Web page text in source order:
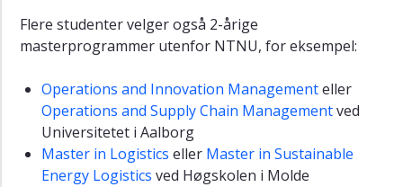
Flere studenter velger også 2-årige
masterprogrammer utenfor NTNU, for eksempel:
Operations and Innovation Managementeller
Operations and Supply Chain Managementved
Universitetet i Aalborg
Master in Logistics eller Master in Sustainable
Energy Logistics ved Høgskolen i Molde